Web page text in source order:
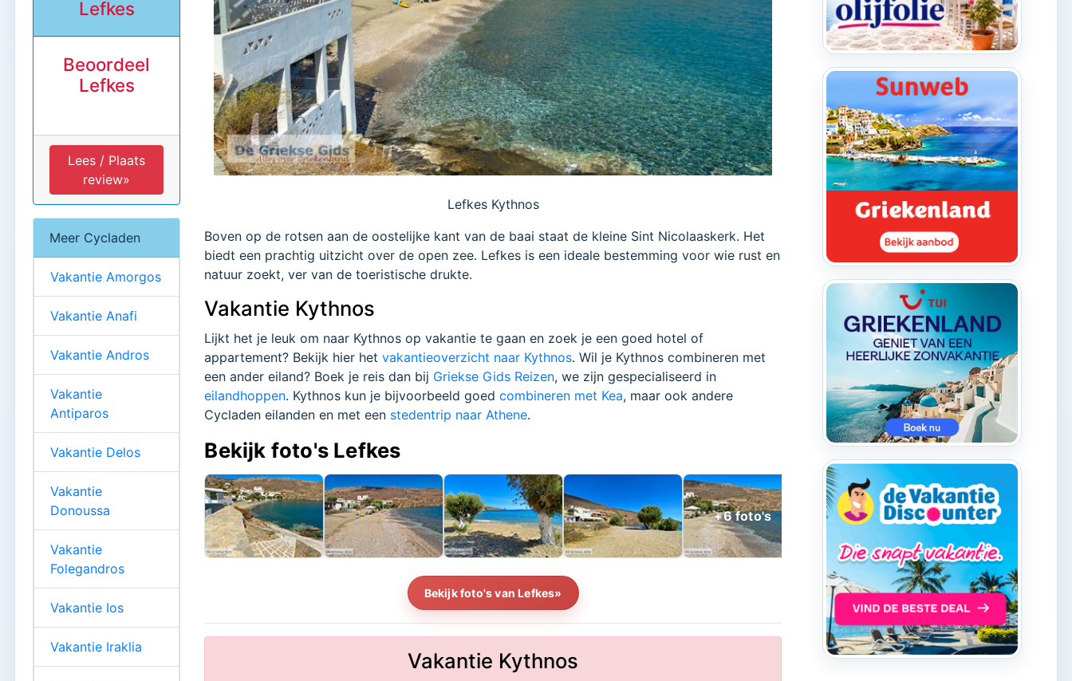
Lefkes Kythnos
Boven op de rotsen aan de oostelijke kant van de baai staat de kleine Sint Nicolaaskerk. Het
biedt een prachtig uitzicht over de open zee. Lefkes is een ideale bestemming voor wie rust en
natuur zoekt, ver van de toeristische drukte.
Vakantie Kythnos
Lijkt het je leuk om naar Kythnos op vakantie te gaan en zoek je een goed hotel of
appartement? Bekijk hier hetvakantieoverzicht naar Kythnos. Wil je Kythnos combineren met
een ander eiland? Boek je reis dan bij Griekse Gids Reizen, we zijn gespecialiseerd in
eilandhoppen. Kythnos kun je bijvoorbeeld goedcombineren met Kea, maar ook andere
Cycladen eilanden en met een stedentrip naar Athene.
Bekijk foto's Lefkes
Bekijk foto's van Lefkes»
Vakantie Kythnos
Lefkes
Beoordeel
Lefkes
Lees / Plaats
review»
Meer Cycladen
Vakantie Amorgos
Vakantie Anafi
Vakantie Andros
Vakantie
Antiparos
Vakantie Delos
Vakantie
Donoussa
Vakantie
Folegandros
Vakantie Ios
Vakantie Iraklia